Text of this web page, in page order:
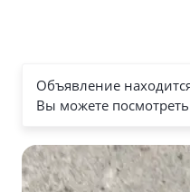
Объявление
Вы можете